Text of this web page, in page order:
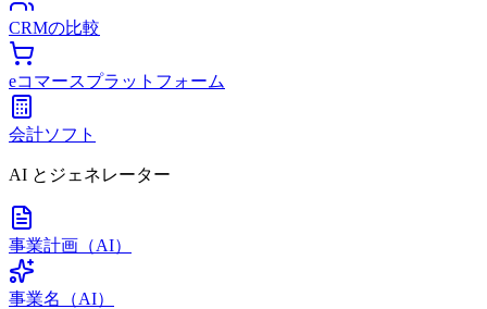
CRMの比較
eコマースプラットフォーム
会計ソフト
AI とジェネレーター
事業計画（AI）
事業名（AI）